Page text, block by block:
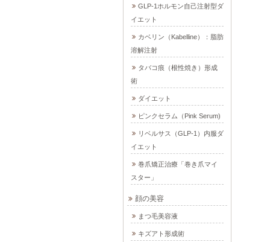
GLP-1ホルモン自己注射型ダ
イエット
カベリン（Kabelline）：脂肪
溶解注射
タバコ痕（根性焼き）形成
術
ダイエット
ピンクセラム（Pink Serum)
リベルサス（GLP-1）内服ダ
イエット
巻爪矯正治療「巻き爪マイ
スター」
顔の美容
まつ毛美容液
キズアト形成術